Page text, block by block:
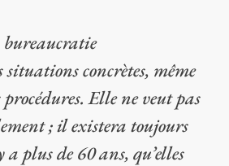
bureaucratie
concrètes, même
Elle ne veut pas
; il existera toujours
plus de 60 ans, qu’elles